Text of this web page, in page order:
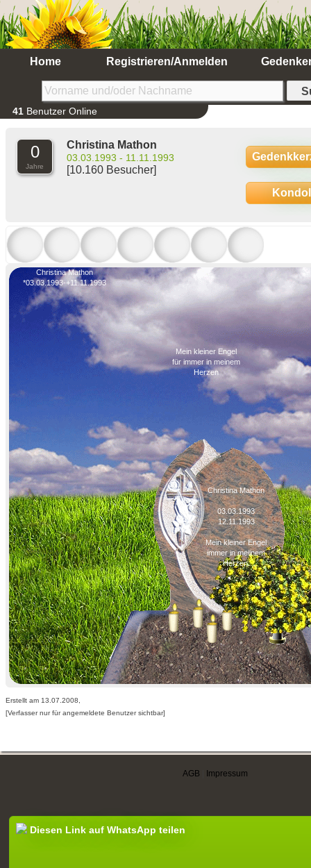
Home Registrieren/Anmelden
41 Benutzer Online
0
Jahre
Christina Mathon
03.03.1993 - 11.11.1993
[10.160 Besucher]
Christina Mathon
*03.03.1993-+11.11.1993
Mein kleiner Engel
für immer in meinem
Herzen
Christina Mathon
03.03.1993
12.11.1993
Mein kleiner Engel
immer in meiinem
Herzen.
Erstellt am 13.07.2008,
[Verfasser nur für angemeldete Benutzer sichtbar]
AGB Impressum
Diesen Link auf WhatsApp teilen